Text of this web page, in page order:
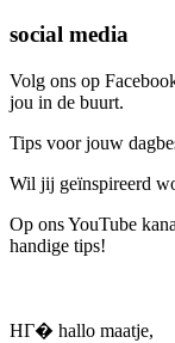
social media
Volg ons op
jou in de buurt.
Tips voor jouw
Wil jij geïnspireerd
Op ons YouTube
handige tips!
HГ� hallo maatje,